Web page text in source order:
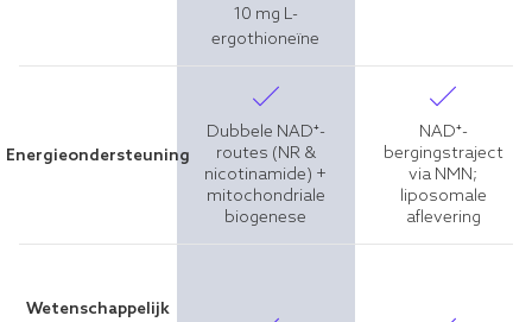
Energieondersteuning
Wetenschappelijk
10 mg L-
ergothioneïne
Dubbele NAD⁺-
routes (NR &
nicotinamide) +
mitochondriale
biogenese
NAD⁺-
bergingstraject
via NMN;
liposomale
aflevering